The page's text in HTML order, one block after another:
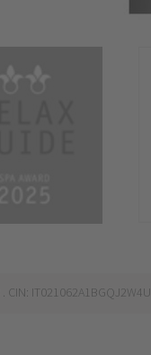
. CIN: IT021062A1BGQJ2W4U